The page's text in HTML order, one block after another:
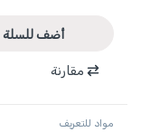
أضف للسلة
مقارنة
مواد للتعريف